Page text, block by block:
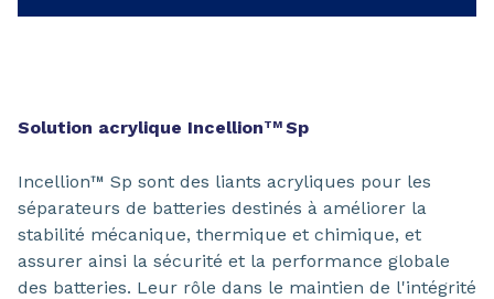
Solution acrylique IncellionTM Sp
Incellion™ Sp sont des liants acryliques pour les
séparateurs de batteries destinés à améliorer la
stabilité mécanique, thermique et chimique, et
assurer ainsi la sécurité et la performance globale
des batteries. Leur rôle dans le maintien de l'intégrité